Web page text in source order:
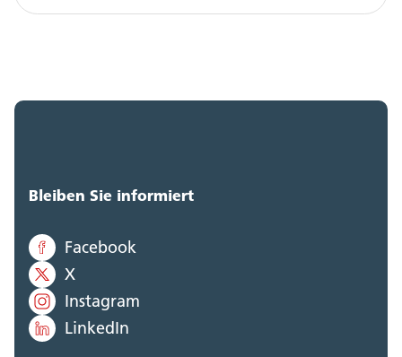
Bleiben Sie informiert
Facebook
X
Instagram
LinkedIn